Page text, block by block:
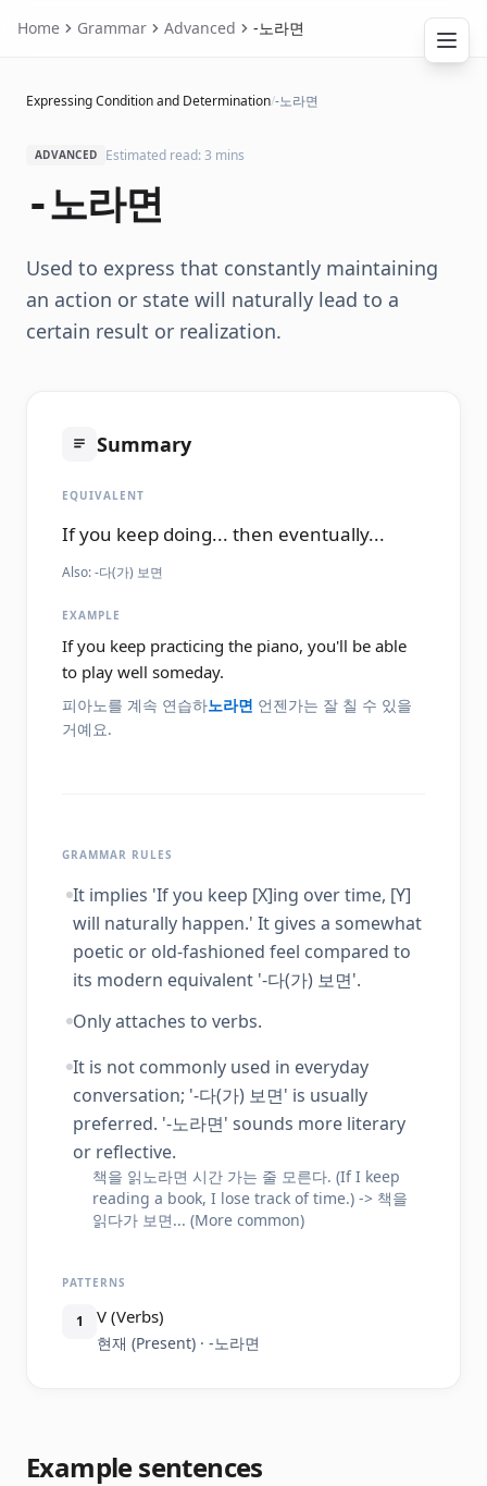
Home Grammar Advanced -노라면
Expressing Condition and Determination/-노라면
ADVANCED Estimated read: 3 mins
-노라면
Used to express that constantly maintaining
an action or state will naturally lead to a
certain result or realization.
Summary
EQUIVALENT
If you keep doing... then eventually...
Also:-다(가) 보면
EXAMPLE
If you keep practicing the piano, you'll be able
to play well someday.
피아노를 계속 연습하노라면 언젠가는 잘 칠 수 있을
거예요.
GRAMMAR RULES
It implies 'If you keep [X]ing over time, [Y]
will naturally happen.' It gives a somewhat
poetic or old-fashioned feel compared to
its modern equivalent '-다(가) 보면'.
Only attaches to verbs.
It is not commonly used in everyday
conversation; '-다(가) 보면' is usually
preferred. '-노라면' sounds more literary
or reflective.
책을 읽노라면 시간 가는 줄 모른다. (If I keep
reading a book, I lose track of time.) -> 책을
읽다가 보면... (More common)
PATTERNS
1 V (Verbs)
현재 (Present) · -노라면
Example sentences